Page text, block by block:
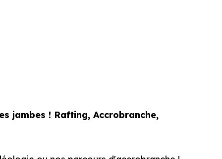
jambes ! Rafting, Accrobranche,